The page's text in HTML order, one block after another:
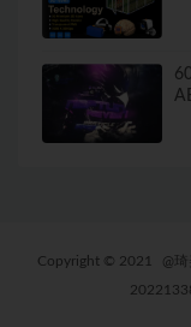
Copyright © 2021 @